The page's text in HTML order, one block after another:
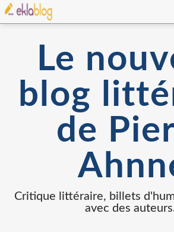
Le
blog
de
Critique littéraire, billets
avec des